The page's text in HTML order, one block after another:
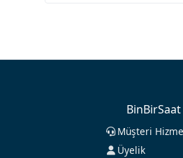
BinBirSaat
Müşteri
Üyelik